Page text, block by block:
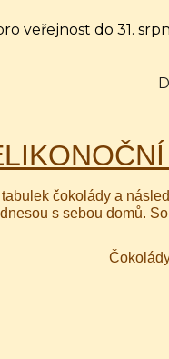
Skip to main
veřejnost do 31.
čokolády a
s sebou domů.